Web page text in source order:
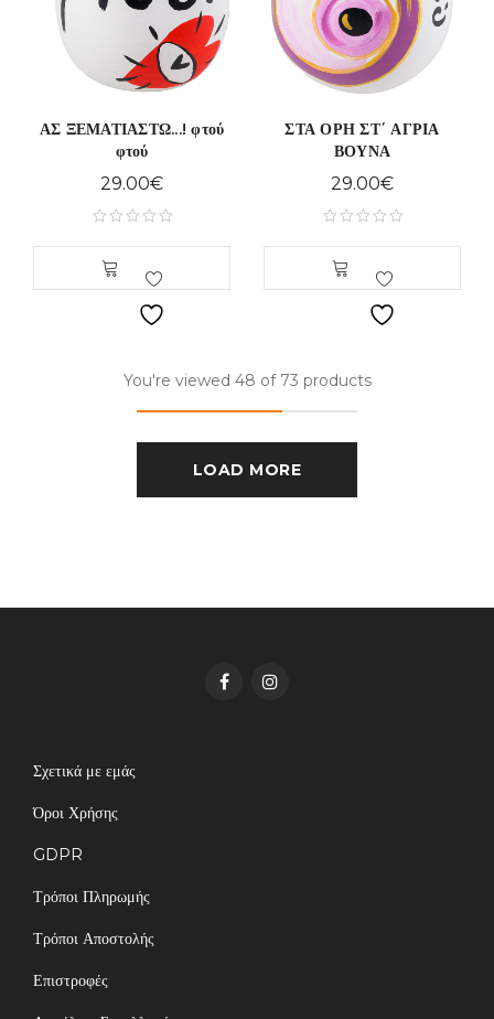
ΑΣ ΞΕΜΑΤΙΑΣΤΩ...! φτού
φτού
29.00€
ΣΤΑ ΟΡΗ ΣΤ΄ ΑΓΡΙΑ
ΒΟΥΝΑ
29.00€
You're viewed 48 of 73 products
LOAD MORE
Σχετικά με εμάς
Όροι Χρήσης
GDPR
Τρόποι Πληρωμής
Τρόποι Αποστολής
Επιστροφές